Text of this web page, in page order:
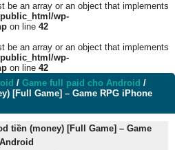
be an array or an object that implements
wp-
on line 42
be an array or an object that implements
wp-
on line 42
/ Game full paid cho Android /
[Full Game] – Game RPG iPhone
tiền (money) [Full Game] – Game